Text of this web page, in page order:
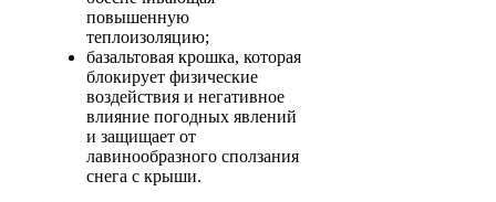
повышенную
теплоизоляцию;
базальтовая крошка, которая
блокирует физические
воздействия и негативное
влияние погодных явлений
и защищает от
лавинообразного сползания
снега с крыши.